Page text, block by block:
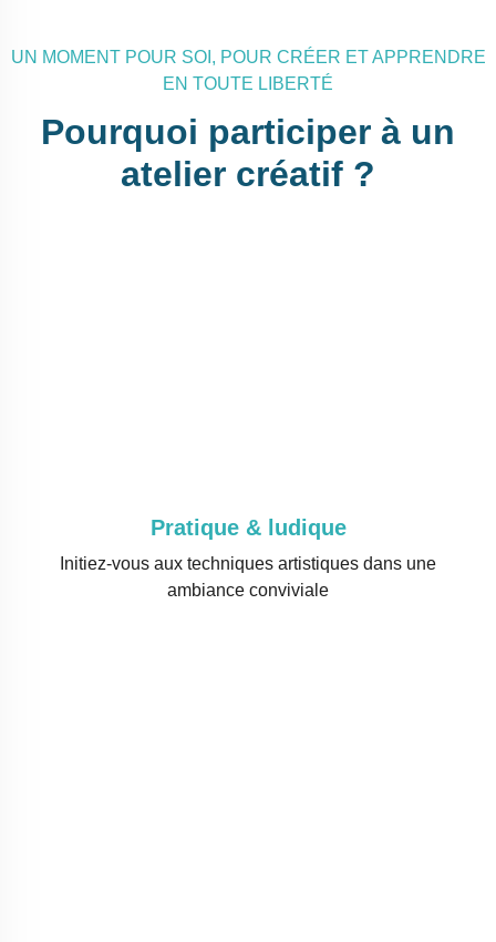
UN MOMENT POUR SOI, POUR CRÉER ET APPRENDRE
EN TOUTE LIBERTÉ
Pourquoi participer à un
atelier créatif ?
Pratique & ludique
Initiez-vous aux techniques artistiques dans une
ambiance conviviale